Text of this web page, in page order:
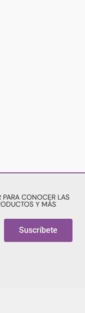
PARA CONOCER LAS
Y MÁS
Suscríbete